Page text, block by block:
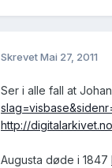
SkrevetMai 27, 2011
Ser i alle fall at
http://
Augusta døde i 1847